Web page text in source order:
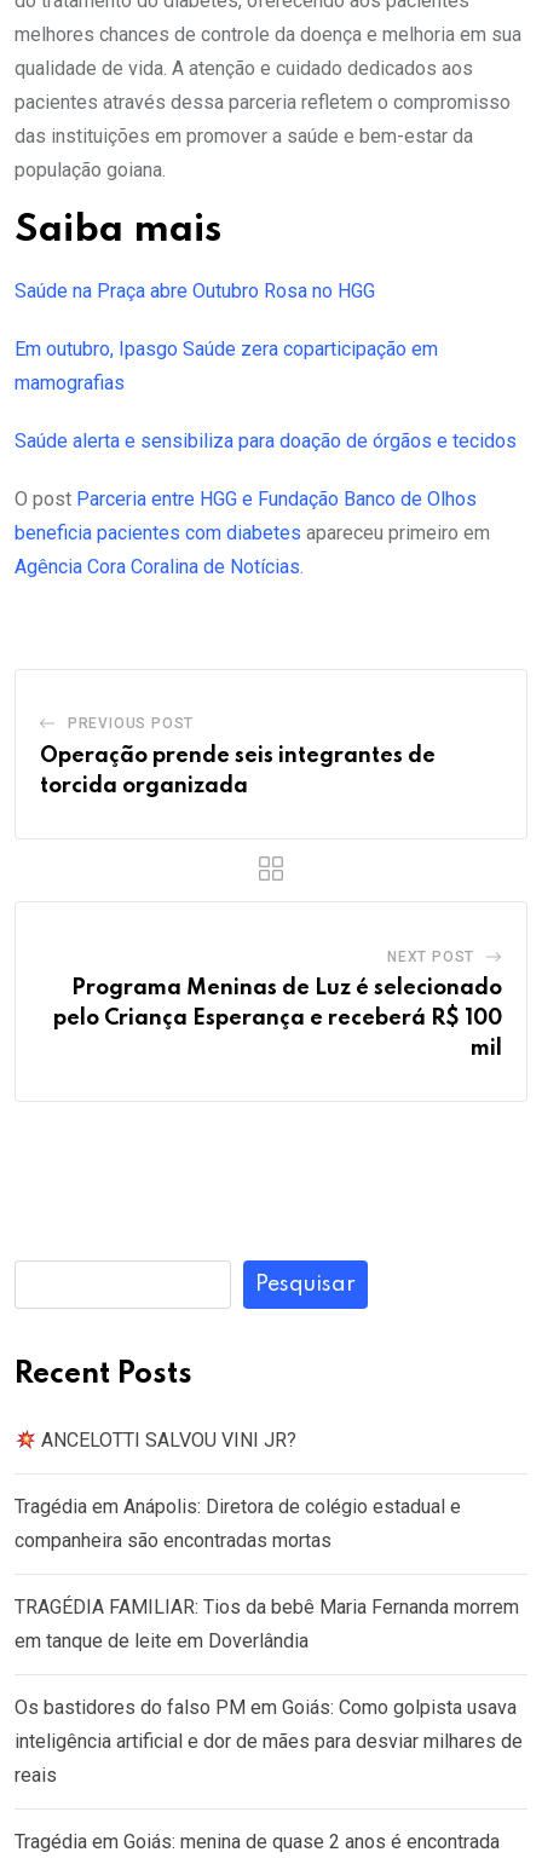
melhores chances de controle da doença e melhoria em sua
qualidade de vida. A atenção e cuidado dedicados aos
pacientes através dessa parceria refletem o compromisso
das instituições em promover a saúde e bem-estar da
população goiana.
Saiba mais
Saúde na Praça abre Outubro Rosa no HGG
Em outubro, Ipasgo Saúde zera coparticipação em
mamografias
Saúde alerta e sensibiliza para doação de órgãos e tecidos
O post Parceria entre HGG e Fundação Banco de Olhos
beneficia pacientes com diabetes apareceu primeiro em
Agência Cora Coralina de Notícias.
PREVIOUS POST
Operação prende seis integrantes de
torcida organizada
NEXT POST
Programa Meninas de Luz é selecionado
pelo Criança Esperança e receberá R$ 100
mil
Pesquisar
Recent Posts
ANCELOTTI SALVOU VINI JR?
Tragédia em Anápolis: Diretora de colégio estadual e
companheira são encontradas mortas
TRAGÉDIA FAMILIAR: Tios da bebê Maria Fernanda morrem
em tanque de leite em Doverlândia
Os bastidores do falso PM em Goiás: Como golpista usava
inteligência artificial e dor de mães para desviar milhares de
reais
Tragédia em Goiás: menina de quase 2 anos é encontrada